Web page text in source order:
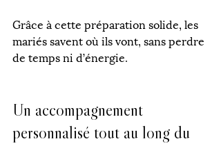
Grâce à cette préparation solide, les
mariés savent où ils vont, sans perdre
de temps ni d’énergie.
Un accompagnement
personnalisé tout au long du